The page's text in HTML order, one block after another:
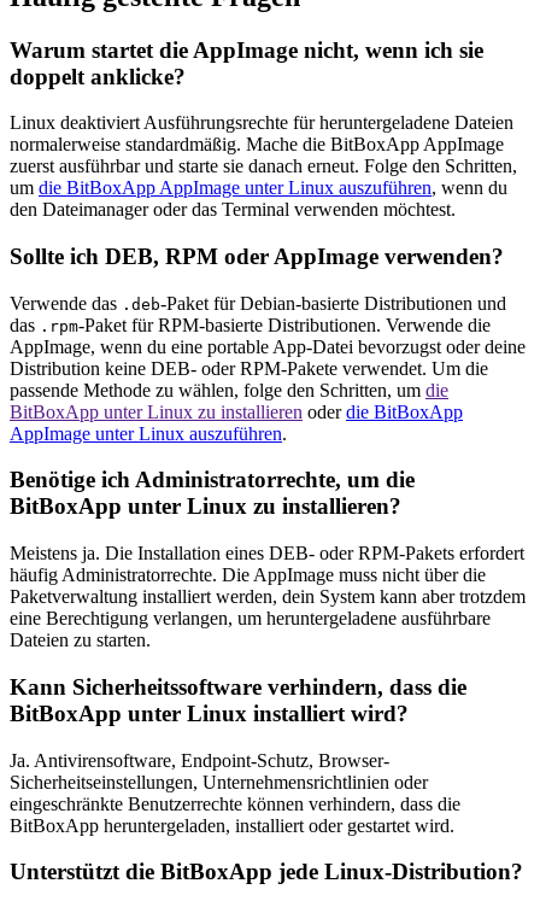
Warum startet die AppImage nicht, wenn ich sie
doppelt anklicke?
Linux deaktiviert Ausführungsrechte für heruntergeladene Dateien
normalerweise standardmäßig. Mache die BitBoxApp AppImage
zuerst ausführbar und starte sie danach erneut. Folge den Schritten,
um die BitBoxApp AppImage unter Linux auszuführen, wenn du
den Dateimanager oder das Terminal verwenden möchtest.
Sollte ich DEB, RPM oder AppImage verwenden?
Verwende das .deb-Paket für Debian-basierte Distributionen und
das .rpm-Paket für RPM-basierte Distributionen. Verwende die
AppImage, wenn du eine portable App-Datei bevorzugst oder deine
Distribution keine DEB- oder RPM-Pakete verwendet. Um die
passende Methode zu wählen, folge den Schritten, um die
BitBoxApp unter Linux zu installieren oderdie BitBoxApp
AppImage unter Linux auszuführen.
Benötige ich Administratorrechte, um die
BitBoxApp unter Linux zu installieren?
Meistens ja. Die Installation eines DEB- oder RPM-Pakets erfordert
häufig Administratorrechte. Die AppImage muss nicht über die
Paketverwaltung installiert werden, dein System kann aber trotzdem
eine Berechtigung verlangen, um heruntergeladene ausführbare
Dateien zu starten.
Kann Sicherheitssoftware verhindern, dass die
BitBoxApp unter Linux installiert wird?
Ja. Antivirensoftware, Endpoint-Schutz, Browser-
Sicherheitseinstellungen, Unternehmensrichtlinien oder
eingeschränkte Benutzerrechte können verhindern, dass die
BitBoxApp heruntergeladen, installiert oder gestartet wird.
Unterstützt die BitBoxApp jede Linux-Distribution?